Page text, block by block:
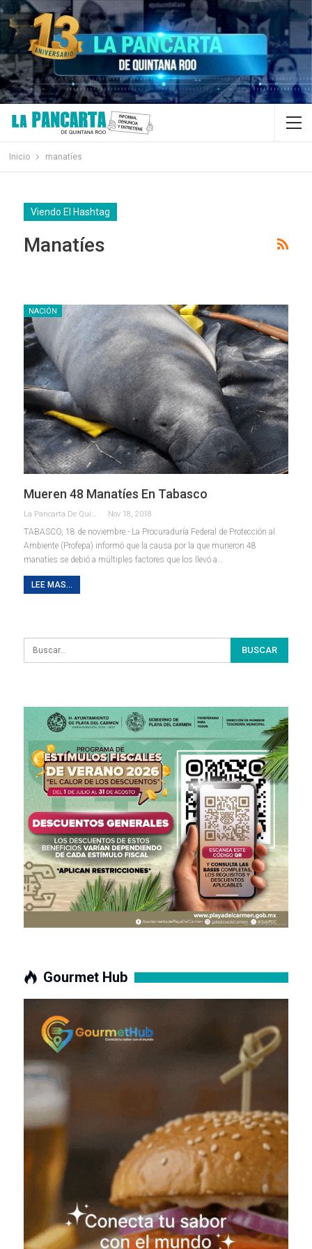
Inicio manatíes
Viendo El Hashtag
Manatíes
NACIÓN
Mueren 48 Manatíes En Tabasco
La Pancarta De Quintana Roo Nov 18, 2018
TABASCO, 18 de noviembre.- La Procuraduría Federal de Protección al
Ambiente (Profepa) informó que la causa por la que murieron 48
manatíes se debió a múltiples factores que los llevó a…
LEE MAS...
Gourmet Hub